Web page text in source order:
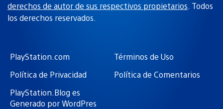
derechos de autor de sus respectivos propietarios. Todos
los derechos reservados.
PlayStation.com
Términos de Uso
Política de Privacidad
Política de Comentarios
PlayStation.Blog es
Generado por WordPres